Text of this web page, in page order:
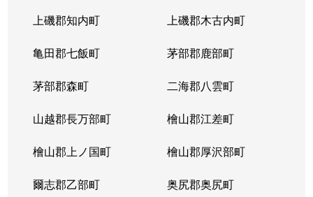
上磯郡知内町 上磯郡木古内町
亀田郡七飯町 茅部郡鹿部町
茅部郡森町 二海郡八雲町
山越郡長万部町 檜山郡江差町
檜山郡上ノ国町 檜山郡厚沢部町
爾志郡乙部町 奥尻郡奥尻町